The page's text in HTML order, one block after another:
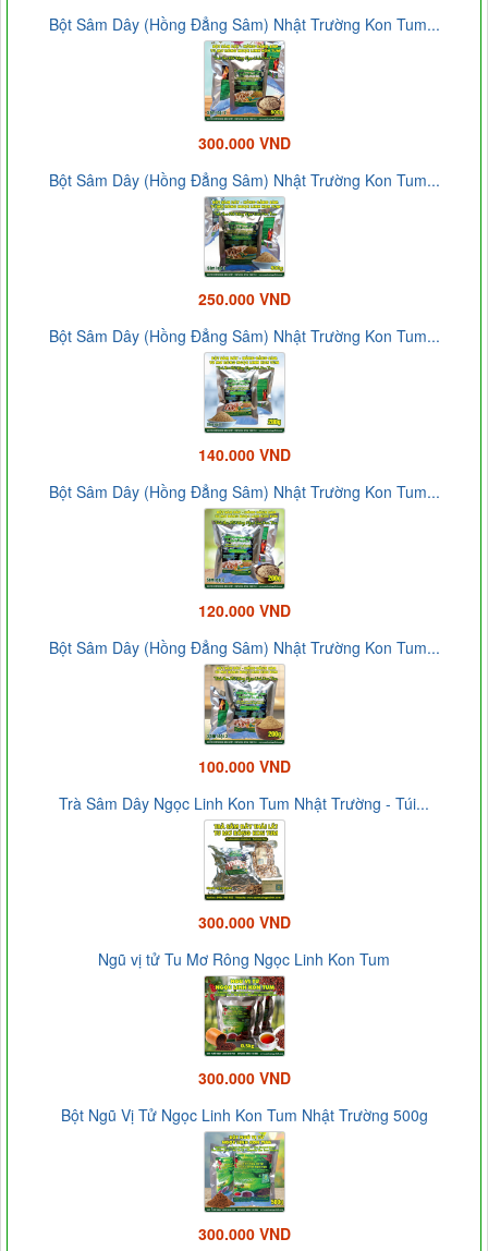
Bột Sâm Dây (Hồng Đẳng Sâm) Nhật Trường Kon Tum...
300.000 VND
Bột Sâm Dây (Hồng Đẳng Sâm) Nhật Trường Kon Tum...
250.000 VND
Bột Sâm Dây (Hồng Đẳng Sâm) Nhật Trường Kon Tum...
140.000 VND
Bột Sâm Dây (Hồng Đẳng Sâm) Nhật Trường Kon Tum...
120.000 VND
Bột Sâm Dây (Hồng Đẳng Sâm) Nhật Trường Kon Tum...
100.000 VND
Trà Sâm Dây Ngọc Linh Kon Tum Nhật Trường - Túi...
300.000 VND
Ngũ vị tử Tu Mơ Rông Ngọc Linh Kon Tum
300.000 VND
Bột Ngũ Vị Tử Ngọc Linh Kon Tum Nhật Trường 500g
300.000 VND